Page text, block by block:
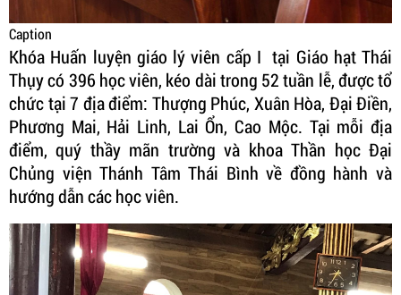
Caption
Khóa Huấn luyện giáo lý viên cấp I tại Giáo hạt Thái
Thụy có 396 học viên, kéo dài trong 52 tuần lễ, được tổ
chức tại 7 địa điểm: Thượng Phúc, Xuân Hòa, Đại Điền,
Phương Mai, Hải Linh, Lai Ổn, Cao Mộc. Tại mỗi địa
điểm, quý thầy mãn trường và khoa Thần học Đại
Chủng viện Thánh Tâm Thái Bình về đồng hành và
hướng dẫn các học viên.